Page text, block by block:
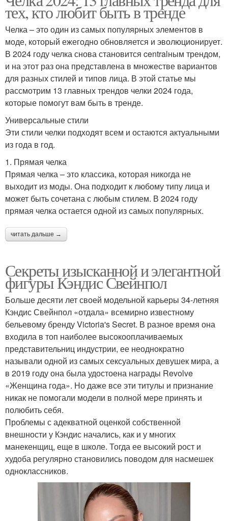
тех, кто любит быть в тренде
Челка – это один из самых популярных элементов в
моде, который ежегодно обновляется и эволюционирует.
В 2024 году челка снова становится centralным трендом,
и на этот раз она представлена в множестве вариантов
для разных стилей и типов лица. В этой статье мы
рассмотрим 13 главных трендов челки 2024 года,
которые помогут вам быть в тренде.
Универсальные стили
Эти стили челки подходят всем и остаются актуальными
из года в год.
1. Прямая челка
Прямая челка – это классика, которая никогда не
выходит из моды. Она подходит к любому типу лица и
может быть сочетана с любым стилем. В 2024 году
прямая челка остается одной из самых популярных.
читать дальше →
Секреты изысканной и элегантной
фигуры Кэндис Свейнпол
Больше десяти лет своей модельной карьеры 34-летняя
Кэндис Свейнпол «отдала» всемирно известному
бельевому бренду Victoria's Secret. В разное время она
входила в топ наиболее высокооплачиваемых
представительниц индустрии, ее неоднократно
называли одной из самых сексуальных девушек мира, а
в 2019 году она была удостоена награды Revolve
«Женщина года». Но даже все эти титулы и признание
никак не помогали модели в полной мере принять и
полюбить себя.
Проблемы с адекватной оценкой собственной
внешности у Кэндис начались, как и у многих
манекенщиц, еще в школе. Тогда ее высокий рост и
худоба регулярно становились поводом для насмешек
одноклассников.